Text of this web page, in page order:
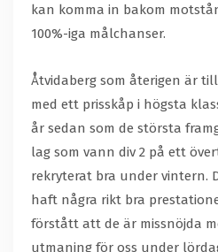
kan komma in bakom
100%-iga målchanser.
Åtvidaberg som återigen är
med ett prisskåp i högsta
år sedan som de största
lag som vann div 2 på ett
rekryterat bra under vintern.
haft några rikt bra
förstått att de är missnöjda
utmaning för oss under